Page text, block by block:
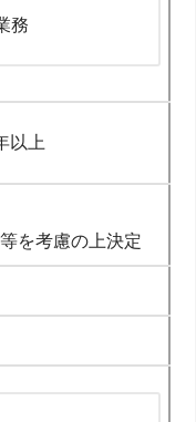
務
以上
を考慮の上決定